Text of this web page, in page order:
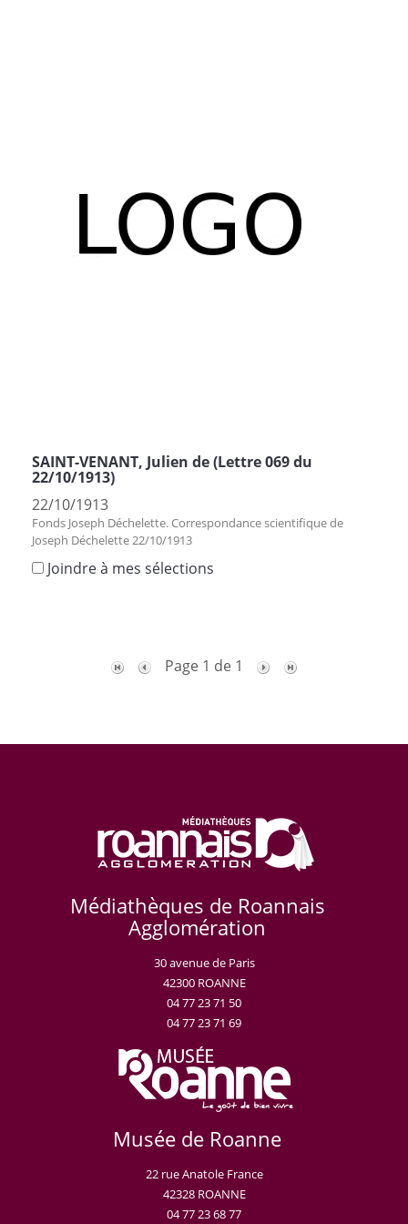
SAINT-VENANT, Julien de (Lettre 069 du
22/10/1913)
22/10/1913
Fonds Joseph Déchelette. Correspondance scientifique de
Joseph Déchelette 22/10/1913
Joindre à mes sélections
Page 1 de 1
Médiathèques de Roannais
Agglomération
30 avenue de Paris
42300 ROANNE
04 77 23 71 50
04 77 23 71 69
Musée de Roanne
22 rue Anatole France
42328 ROANNE
04 77 23 68 77